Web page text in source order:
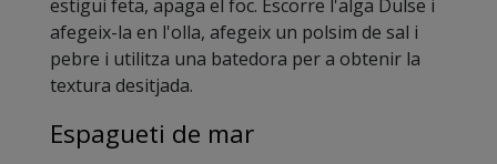
estigui feta, apaga el foc. Escorre l'alga Dulse i
afegeix-la en l'olla, afegeix un polsim de sal i
pebre i utilitza una batedora per a obtenir la
textura desitjada.
Espagueti de mar